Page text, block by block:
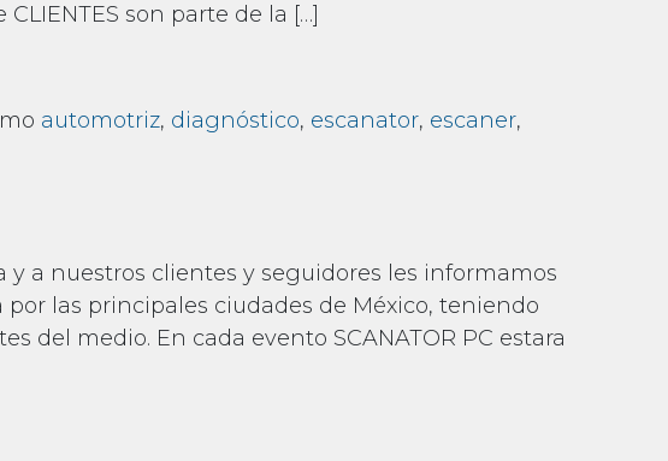
son parte de la […]
PC
automotriz, diagnóstico, escanator, escaner,
a nuestros clientes y seguidores les informamos
por las principales ciudades de México, teniendo
del medio. En cada evento SCANATOR PC estara